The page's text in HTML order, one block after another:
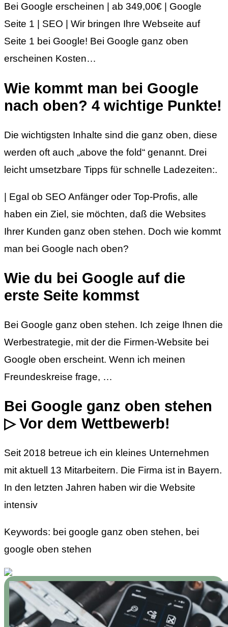
Bei Google erscheinen | ab 349,00€ | Google
Seite 1 | SEO | Wir bringen Ihre Webseite auf
Seite 1 bei Google! Bei Google ganz oben
erscheinen Kosten…
Wie kommt man bei Google
nach oben? 4 wichtige Punkte!
Die wichtigsten Inhalte sind die ganz oben, diese
werden oft auch „above the fold“ genannt. Drei
leicht umsetzbare Tipps für schnelle Ladezeiten:.
| Egal ob SEO Anfänger oder Top-Profis, alle
haben ein Ziel, sie möchten, daß die Websites
Ihrer Kunden ganz oben stehen. Doch wie kommt
man bei Google nach oben?
Wie du bei Google auf die
erste Seite kommst
Bei Google ganz oben stehen. Ich zeige Ihnen die
Werbestrategie, mit der die Firmen-Website bei
Google oben erscheint. Wenn ich meinen
Freundeskreise frage, …
Bei Google ganz oben stehen
▷ Vor dem Wettbewerb!
Seit 2018 betreue ich ein kleines Unternehmen
mit aktuell 13 Mitarbeitern. Die Firma ist in Bayern.
In den letzten Jahren haben wir die Website
intensiv
Keywords: bei google ganz oben stehen, bei
google oben stehen